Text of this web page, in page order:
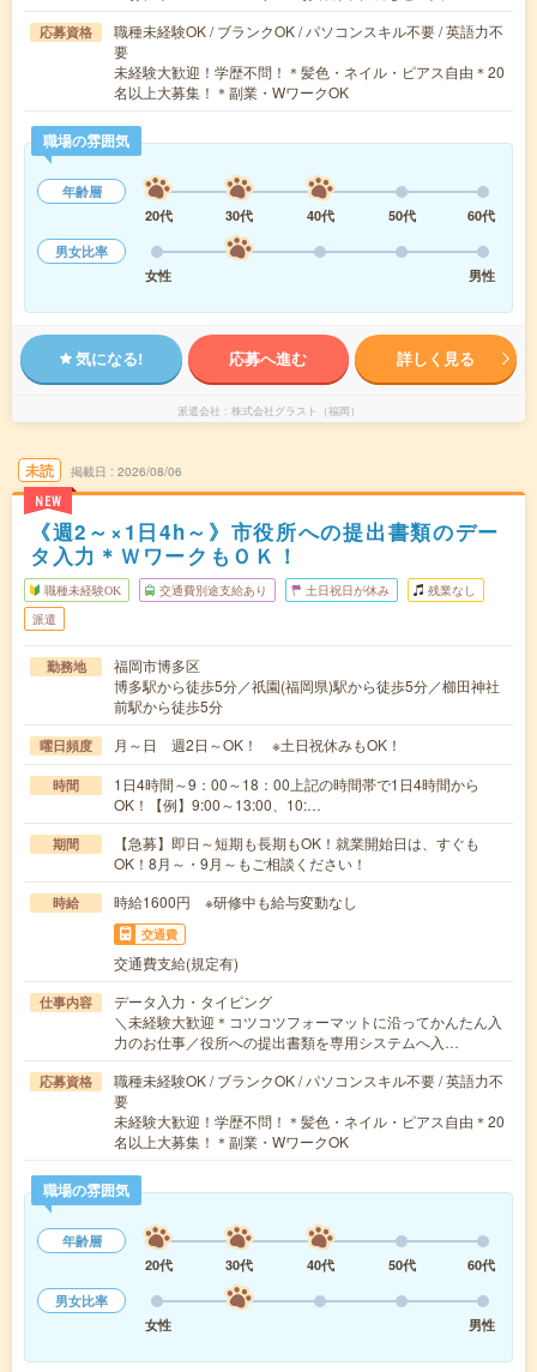
応募資格
職種未経験OK / ブランクOK / パソコンスキル不要 / 英語力不
要
未経験大歓迎！学歴不問！＊髪色・ネイル・ピアス自由＊20
名以上大募集！＊副業・WワークOK
職場の雰囲気
年齢層
20代
30代 40代 50代
60代
男女比率
女性
男性
気になる! 応募へ進む 詳しく見る
派遣会社 株式会社グラスト（福岡）
未読
NEW
掲載日 2026/08/06
《週2～×1日4h～》市役所への提出書類のデー
タ入力＊ＷワークもＯＫ！
職種未経験OK 交通費別途支給あり 土日祝日が休み 残業なし
派遣
勤務地
福岡市博多区
博多駅から徒歩5分／祇園(福岡県)駅から徒歩5分／櫛田神社
前駅から徒歩5分
曜日頻度 月～日 週2日～OK！ ※土日祝休みもOK！
時間
1日4時間～9：00～18：00上記の時間帯で1日4時間から
OK！【例】9:00～13:00、10:…
期間
【急募】即日～短期も長期もOK！就業開始日は、すぐも
OK！8月～・9月～もご相談ください！
時給 時給1600円 ※研修中も給与変動なし
交通費
交通費支給(規定有)
仕事内容
データ入力・タイピング
＼未経験大歓迎＊コツコツフォーマットに沿ってかんたん入
力のお仕事／役所への提出書類を専用システムへ入…
応募資格
職種未経験OK / ブランクOK / パソコンスキル不要 / 英語力不
要
未経験大歓迎！学歴不問！＊髪色・ネイル・ピアス自由＊20
名以上大募集！＊副業・WワークOK
職場の雰囲気
年齢層
20代
30代 40代 50代
60代
男女比率
女性
男性